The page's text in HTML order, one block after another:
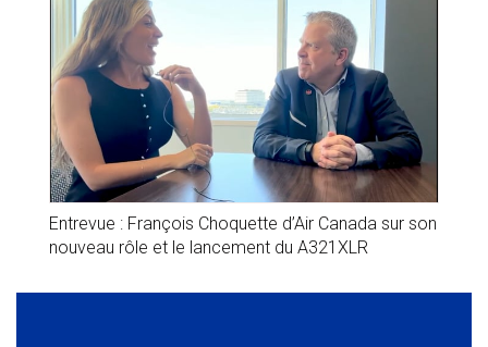
Entrevue : François Choquette d’Air Canada sur son
nouveau rôle et le lancement du A321XLR